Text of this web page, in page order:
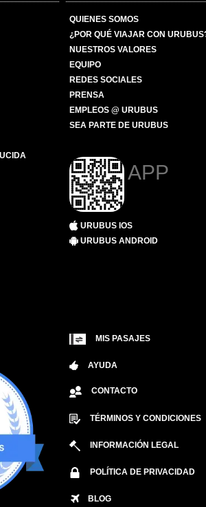
QUIENES SOMOS
¿POR QUÉ VIAJAR CON
NUESTROS VALORES
EQUIPO
REDES SOCIALES
PRENSA
EMPLEOS @ URUBUS
SEA PARTE DE URUBUS
APP
URUBUS IOS
URUBUS ANDROID
MIS PASAJES
AYUDA
CONTACTO
TÉRMINOS Y CONDICIONES
INFORMACIÓN LEGAL
POLÍTICA DE PRIVACIDAD
BLOG